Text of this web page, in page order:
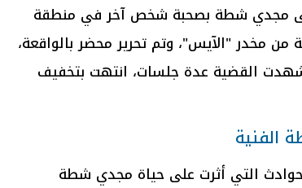
مجدي شطة بصحبة شخص آخر في منطقة
من مخدر "الآيس"، وتم تحرير محضر بالواقعة،
القضية عدة جلسات، انتهت بتخفيف
الفنية
التي أثرت على حياة مجدي شطة